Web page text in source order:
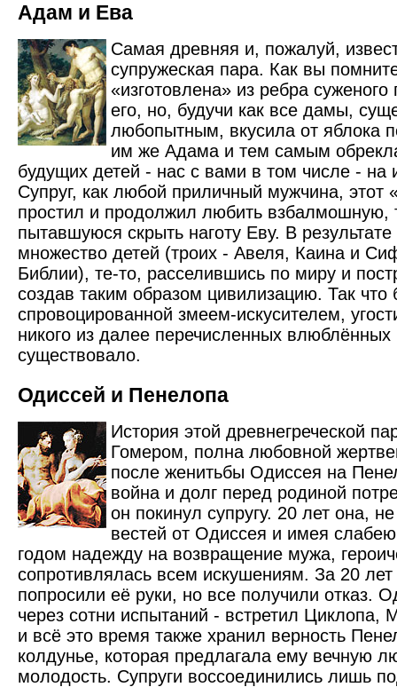
Адам и Ева
Самая древняя и, пожалуй,
супружеская пара. Как вы
«изготовлена» из ребра
его, но, будучи как все дамы,
любопытным, вкусила от яблока
им же Адама и тем самым
будущих детей - нас с вами в том числе - на
Супруг, как любой приличный мужчина, этот
простил и продолжил любить взбалмошную,
пытавшуюся скрыть наготу Еву. В
множество детей (троих - Авеля, Каина и
Библии), те-то, расселившись по миру и
создав таким образом цивилизацию. Так что
спровоцированной змеем-искусителем,
никого из далее перечисленных
существовало.
Одиссей и Пенелопа
История этой древнегреческой
Гомером, полна любовной
после женитьбы Одиссея на
война и долг перед родиной
он покинул супругу. 20 лет она,
вестей от Одиссея и имея
годом надежду на возвращение мужа,
сопротивлялась всем искушениям. За 20
попросили её руки, но все получили отказ.
через сотни испытаний - встретил Циклопа,
и всё это время также хранил верность
колдунье, которая предлагала ему вечную
молодость. Супруги воссоединились лишь